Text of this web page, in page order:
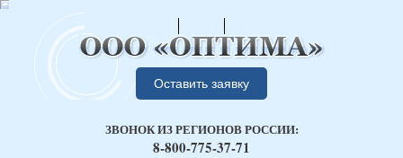
Оставить заявку
ЗВОНОК ИЗ РЕГИОНОВ РОССИИ:
8-800-775-37-71